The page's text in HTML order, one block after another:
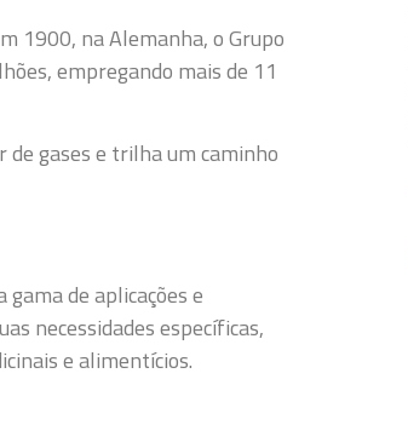
1900, na Alemanha, o Grupo
empregando mais de 11
de gases e trilha um caminho
de aplicações e
necessidades específicas,
e alimentícios.